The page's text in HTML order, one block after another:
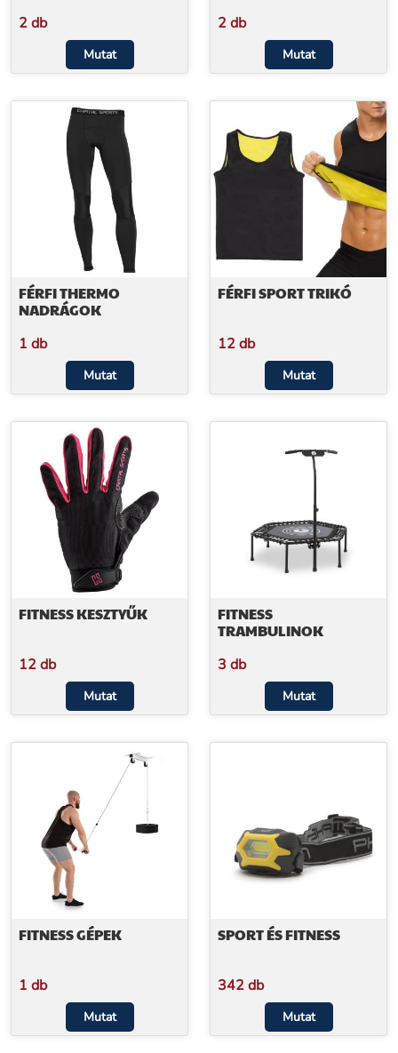
2 db
Mutat
2 db
Mutat
FÉRFI THERMO
NADRÁGOK
1 db
Mutat
FÉRFI SPORT TRIKÓ
12 db
Mutat
FITNESS KESZTYŰK
12 db
Mutat
FITNESS
TRAMBULINOK
3 db
Mutat
FITNESS GÉPEK
1 db
Mutat
SPORT ÉS FITNESS
342 db
Mutat